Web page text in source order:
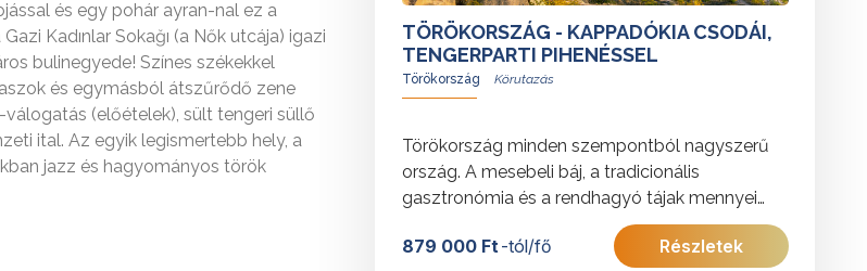
és egy pohár ayran-nal ez a
Kadınlar Sokağı (a Nők utcája) igazi
bulinegyede! Színes székekkel
és egymásból átszűrődő zene
(előételek), sült tengeri süllő
ital. Az egyik legismertebb hely, a
jazz és hagyományos török
TÖRÖKORSZÁG - KAPPADÓKIA CSODÁI,
TENGERPARTI PIHENÉSSEL
Törökország
Törökország minden szempontból nagyszerű
ország. A mesebeli báj, a tradicionális
gasztronómia és a rendhagyó tájak mennyei
szépsége teszi Kappadókiát a világ minden
tájáról érkező utazók kedvencévé.
879 000 Ft-tól/fő Részletek